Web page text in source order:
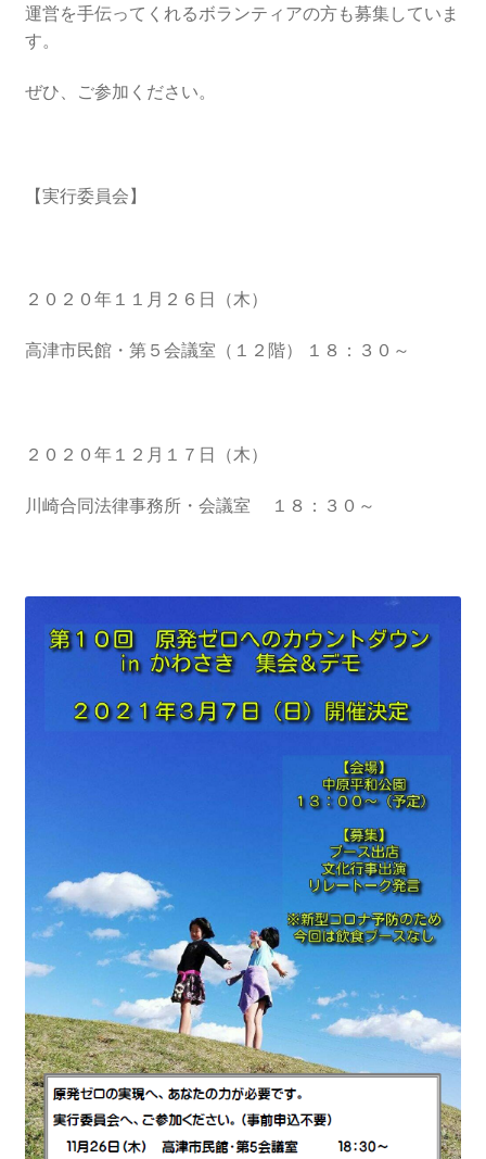
2023.6.25（日）映画「原発をとめた裁判長 そして
2023.10.8 原発ゼロへのカウントダウンinかわさき
講演会開催
2024.10.13 映画「決断」上映と講演会を開催
2025.3.23第14回原発ゼロへのカウントダウンinかわさ
2026.3.15 第１５回原発ゼロへのカウントダウンinか
わさき集会開催
ギャラリー_2026.3.15
原発ゼロと未来
原発動向
原発 日誌
2022.7.15東電・株主訴訟 経営陣に13兆円賠償命令
運営を手伝ってくれるボランティアの方も募集していま
す。
ぜひ、ご参加ください。
【実行委員会】
２０２０年１１月２６日（木）
高津市民館・第５会議室（１２階） １８：３０～
２０２０年１２月１７日（木）
川崎合同法律事務所・会議室 １８：３０～